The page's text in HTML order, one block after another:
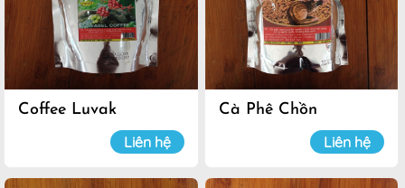
Coffee Luvak
Liên hệ
Cà Phê Chồn
Liên hệ